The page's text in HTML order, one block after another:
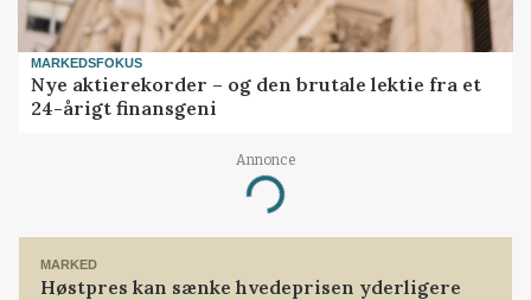
MARKEDSFOKUS
Nye aktierekorder – og den brutale lektie fra et
24-årigt finansgeni
Annonce
Loading...
MARKED
Høstpres kan sænke hvedeprisen yderligere